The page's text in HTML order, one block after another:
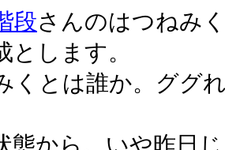
段さんのはつねみ
とします。
くとは誰か。ググ
態から、いや昨日